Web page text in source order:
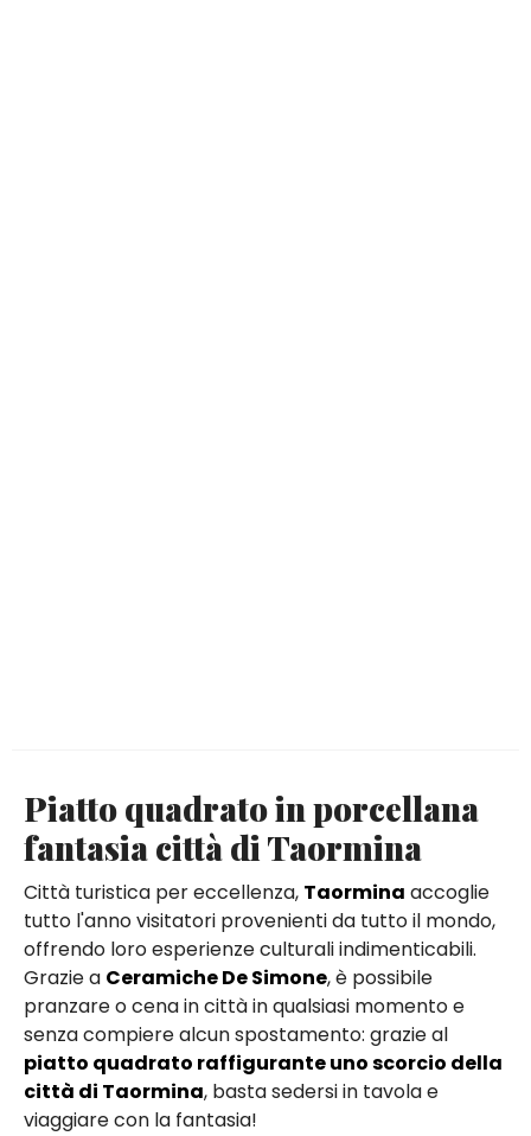
Piatto quadrato in porcellana
fantasia città di Taormina
Città turistica per eccellenza, Taormina accoglie
tutto l'anno visitatori provenienti da tutto il mondo,
offrendo loro esperienze culturali indimenticabili.
Grazie a Ceramiche De Simone, è possibile
pranzare o cena in città in qualsiasi momento e
senza compiere alcun spostamento: grazie al
piatto quadrato raffigurante uno scorcio della
città di Taormina, basta sedersi in tavola e
viaggiare con la fantasia!